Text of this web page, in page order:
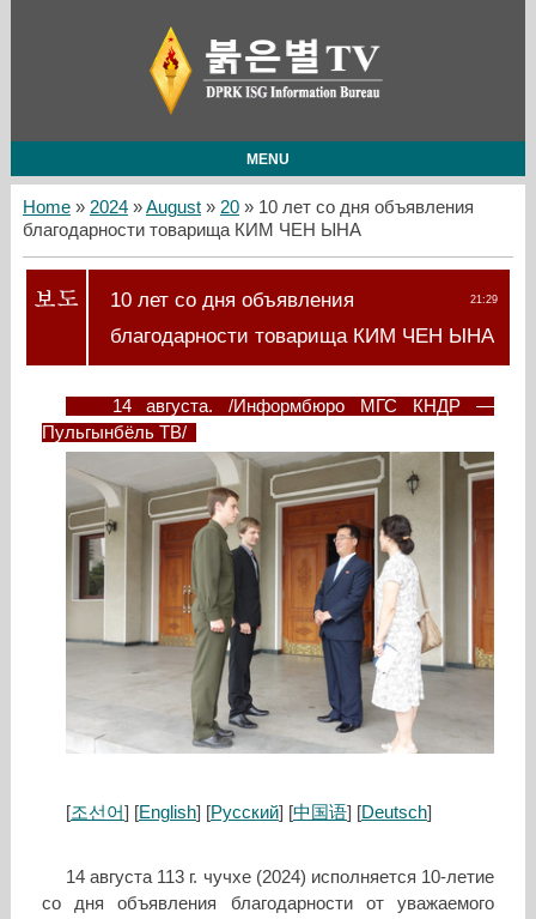
MENU
Home» 2024 »August » 20» 10 лет со дня объявления
благодарности товарища КИМ ЧЕН ЫНА
21:29
10 лет со дня объявления
благодарности товарища КИМ ЧЕН ЫНА
14 августа. /Информбюро МГС КНДР —
Пульгынбёль ТВ/
[조선어] [English] [Русский] [中国语] [Deutsch]
14 августа 113 г. чучхе (2024) исполняется 10-летие
со дня объявления благодарности от уважаемого